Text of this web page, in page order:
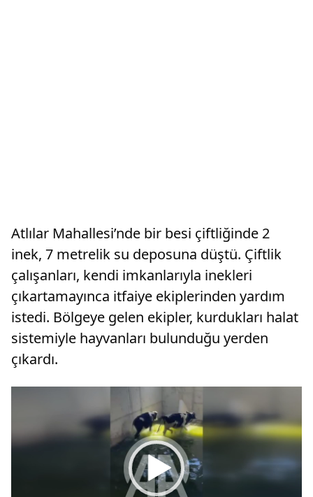
Atlılar Mahallesi’nde bir besi çiftliğinde 2
inek, 7 metrelik su deposuna düştü. Çiftlik
çalışanları, kendi imkanlarıyla inekleri
çıkartamayınca itfaiye ekiplerinden yardım
istedi. Bölgeye gelen ekipler, kurdukları halat
sistemiyle hayvanları bulunduğu yerden
çıkardı.